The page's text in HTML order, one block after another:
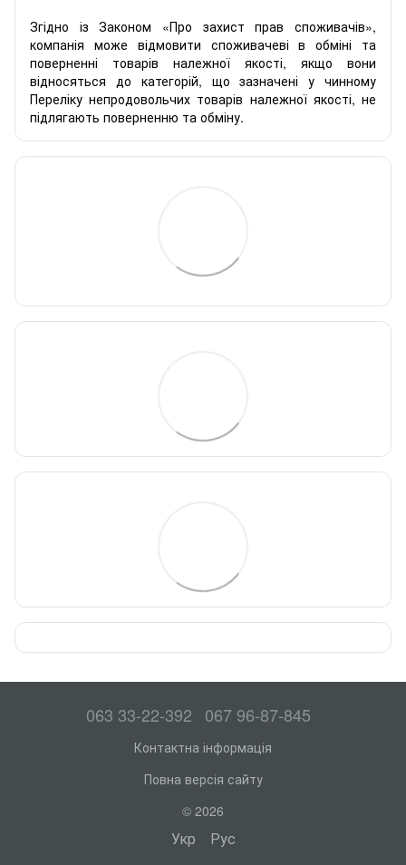
Згідно із Законом «Про захист прав споживачів»,
компанія може відмовити споживачеві в обміні та
поверненні товарів належної якості, якщо вони
відносяться до категорій, що зазначені у чинному
Переліку непродовольчих товарів належної якості, не
підлягають поверненню та обміну.
063 33-22-392 067 96-87-845
Контактна інформація
Повна версія сайту
© 2026
Укр Рус